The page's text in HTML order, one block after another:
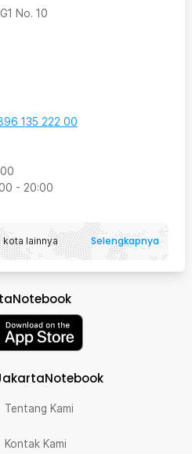
No. 10
135 222 00
- 20:00
lainnya Selengkapnya
Tentang Kami
Kontak Kami